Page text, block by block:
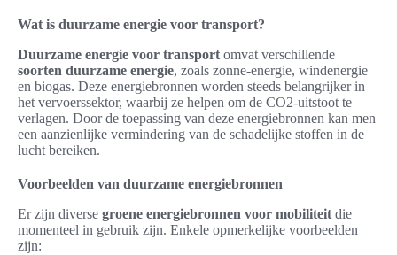
Wat is duurzame energie voor transport?
Duurzame energie voor transport omvat verschillende
soorten duurzame energie, zoals zonne-energie, windenergie
en biogas. Deze energiebronnen worden steeds belangrijker in
het vervoerssektor, waarbij ze helpen om de CO2-uitstoot te
verlagen. Door de toepassing van deze energiebronnen kan men
een aanzienlijke vermindering van de schadelijke stoffen in de
lucht bereiken.
Voorbeelden van duurzame energiebronnen
Er zijn diverse groene energiebronnen voor mobiliteit die
momenteel in gebruik zijn. Enkele opmerkelijke voorbeelden
zijn: